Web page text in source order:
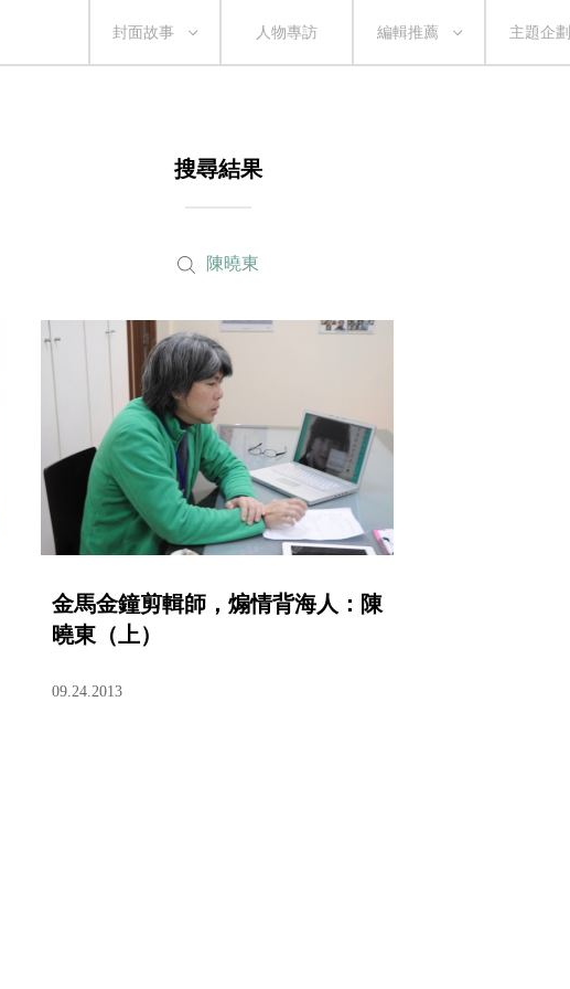
封面故事 人物專訪 編輯推薦 主題企劃
搜尋結果
陳曉東
金馬金鐘剪輯師，煽情背海人：陳
曉東（上）
09.24.2013